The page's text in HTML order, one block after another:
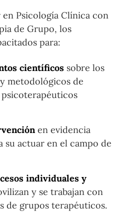
Psicología Clínica con
de Grupo, los
para:
científicos sobre los
metodológicos de
en evidencia
su actuar en el campo de
individuales y
y se trabajan con
de grupos terapéuticos.